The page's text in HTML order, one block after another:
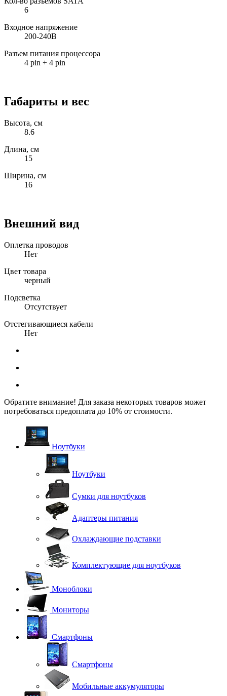
6
Входное напряжение
200-240В
Разъем питания процессора
4 pin + 4 pin
Габариты и вес
Высота, см
8.6
Длина, см
15
Ширина, см
16
Внешний вид
Оплетка проводов
Нет
Цвет товара
черный
Подсветка
Отсутствует
Отстегивающиеся кабели
Нет
Обратите внимание! Для заказа некоторых товаров может
потребоваться предоплата до 10% от стоимости.
Ноутбуки
Ноутбуки
Сумки для ноутбуков
Адаптеры питания
Охлаждающие подставки
Комплектующие для ноутбуков
Моноблоки
Мониторы
Смартфоны
Смартфоны
Мобильные аккумуляторы